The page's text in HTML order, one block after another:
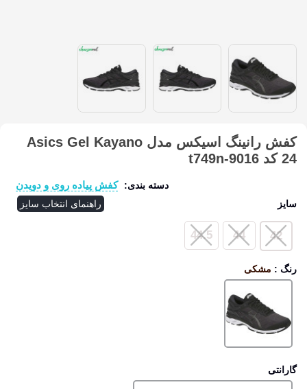
کفش رانینگ اسیکس مدل Asics Gel Kayano
24 کد t749n-9016
دسته بندی: کفش پیاده روی و دویدن
سایز راهنمای انتخاب سایز
42
44
44.5
رنگ : مشکی
گارانتی